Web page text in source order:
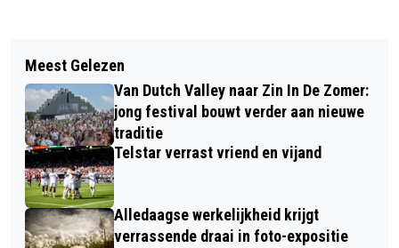
KUNST IN KENNEMERLAND
‘ALBARELLO’
GGD KENNEMERLAND ONDERZOEKT
OPNIEUW GEZONDHEID VAN KINDEREN
Meest Gelezen
Van Dutch Valley naar Zin In De Zomer:
jong festival bouwt verder aan nieuwe
traditie
Telstar verrast vriend en vijand
Alledaagse werkelijkheid krijgt
verrassende draai in foto-expositie